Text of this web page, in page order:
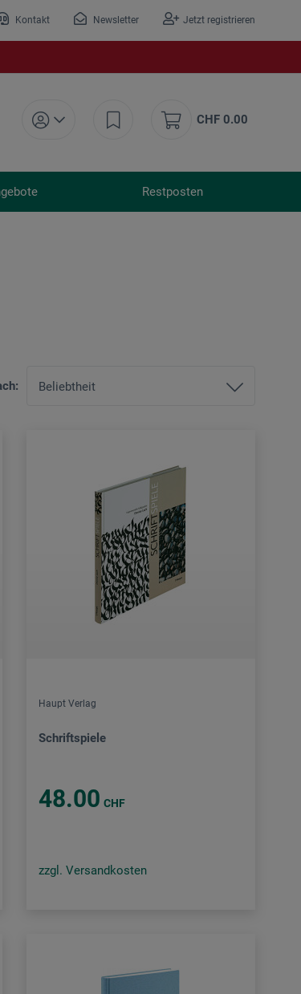
Kontakt Newsletter Jetzt registrieren
CHF 0.00
Restposten
Haupt Verlag
Schriftspiele
48.00 CHF
zzgl. Versandkosten